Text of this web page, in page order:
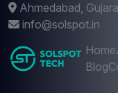
Ahmedabad,
info@solspot.in
Home
Blog